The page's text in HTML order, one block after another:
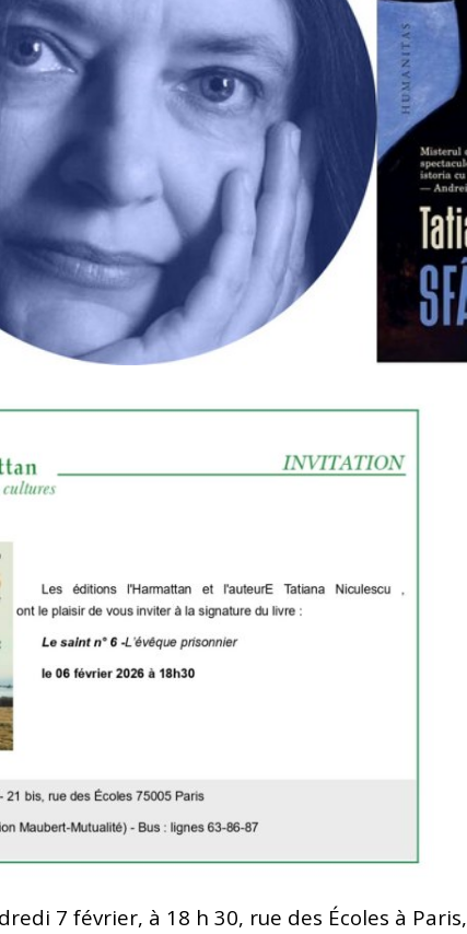
FEATURED
de Tatiana Niculescu aux Éditions
est là où il faut être quand la liberté l’exige
Tonnerre, Prix Renaudot 2025 : Revisiter
poète accepte de prêter sa voix aux
FEATURED
7 février, à 18 h 30, rue des Écoles à